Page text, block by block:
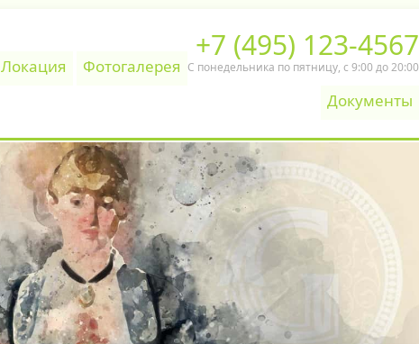
+7 (495) 123-4567
С понедельника по пятницу, c 9:00 до 20:00
Локация
Фотогалерея
Документы